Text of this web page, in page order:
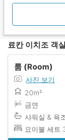
료칸 이치조 객
룸 (Room)
사진 보기
20m²
금연
샤워실 & 욕
요이불 세트